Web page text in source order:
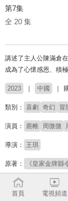
第7集
全 20 集
講述了主人公陳滿倉
成為了心懷感恩、積
2023 中國
類別： 喜劇 奇幻 冒
演員： 扈帷 周微微
導演： 王琪
原著： 《皇家金牌縣
# 短劇# 短劇推薦# 熱
首頁 電視頻道